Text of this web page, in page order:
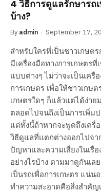
4 วิธีการดูแลรักษารถ
บ้าง?
By admin September 17,
สำหรับใครที่เป็นชาวเกษต
มีเครื่องมือทางการเกษตรที่
แบบต่างๆ ไม่ว่าจะเป็นเครื่
การเกษตร เพื่อให้ชาวเกษ
เกษตรใดๆ ก็แล้วแต่ได้ง่า
ตลอดไปจนถึงเป็นการเพิ่ม
แต่ทั้งนี้ถ้าหากจะพูดถึงเครื่
วิธีดูแลที่แตกต่างออกไปจา
ปัญหาและความเสี่ยงในเรื่
อย่างไรบ้าง ตามมาดูกันเ
เป็นรถเพื่อการเกษตร แน่น
ทำความสะอาดคือสิ่งสำคัญ